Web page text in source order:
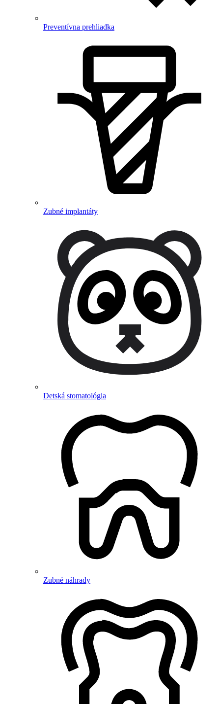
Preventívna prehliadka
Zubné implantáty
Detská stomatológia
Zubné náhrady